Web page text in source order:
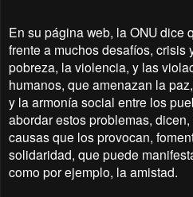
En su página web, la ONU dice
frente a muchos desafíos, crisis
pobreza, la violencia, y las
humanos, que amenazan la
y la armonía social entre los
abordar estos problemas,
causas que los provocan,
solidaridad, que puede
como por ejemplo, la amistad.